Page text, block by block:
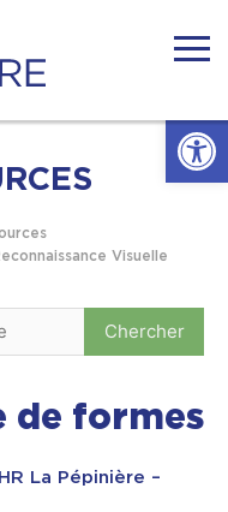
Ouvrir
Visuelle
de formes
La Pépinière –